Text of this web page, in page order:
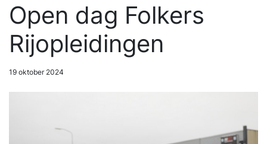
Open dag Folkers
Rijopleidingen
19 oktober 2024